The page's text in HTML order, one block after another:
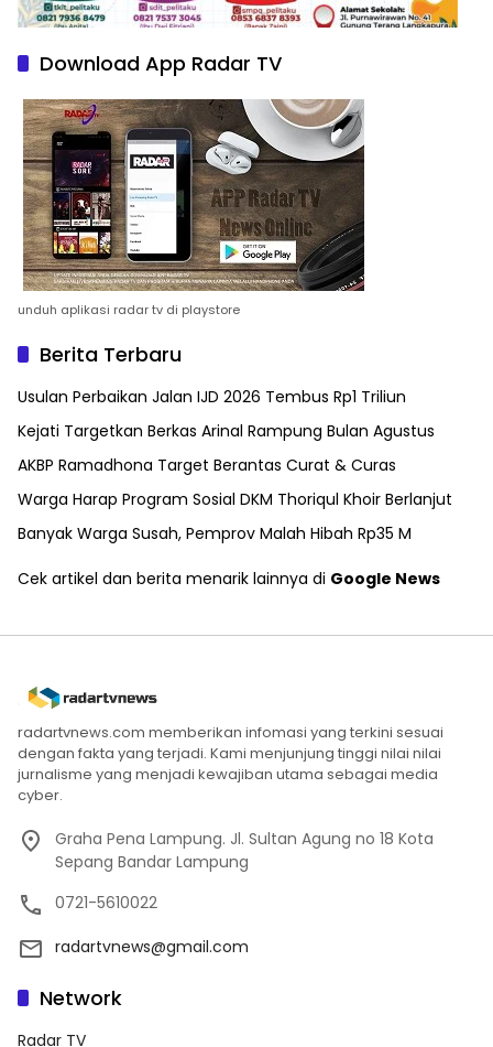
Download App Radar TV
unduh aplikasi radar tv di playstore
Berita Terbaru
Usulan Perbaikan Jalan IJD 2026 Tembus Rp1 Triliun
Kejati Targetkan Berkas Arinal Rampung Bulan Agustus
AKBP Ramadhona Target Berantas Curat & Curas
Warga Harap Program Sosial DKM Thoriqul Khoir Berlanjut
Banyak Warga Susah, Pemprov Malah Hibah Rp35 M
Cek artikel dan berita menarik lainnya di Google News
radartvnews.com memberikan infomasi yang terkini sesuai
dengan fakta yang terjadi. Kami menjunjung tinggi nilai nilai
jurnalisme yang menjadi kewajiban utama sebagai media
cyber.
Graha Pena Lampung. Jl. Sultan Agung no 18 Kota
Sepang Bandar Lampung
0721-5610022
radartvnews@gmail.com
Network
Radar TV